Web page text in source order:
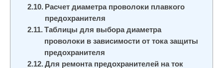
Расчет диаметра проволоки плавкого
предохранителя
Таблицы для выбора диаметра
проволоки в зависимости от тока защиты
предохранителя
Для ремонта предохранителей на ток